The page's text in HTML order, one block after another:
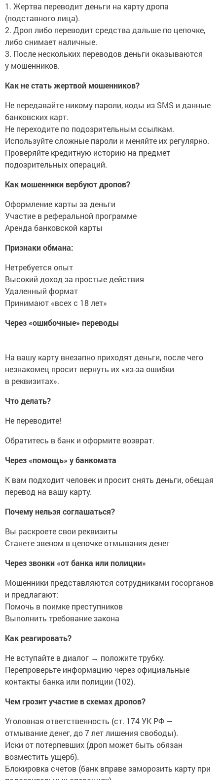
1. Жертва переводит деньги на карту дропа
(подставного лица).
2. Дроп либо переводит средства дальше по цепочке,
либо снимает наличные.
3. После нескольких переводов деньги оказываются
у мошенников.
Как не стать жертвой мошенников?
Не передавайте никому пароли, коды из SMS и данные
банковских карт.
Не переходите по подозрительным ссылкам.
Используйте сложные пароли и меняйте их регулярно.
Проверяйте кредитную историю на предмет
подозрительных операций.
Как мошенники вербуют дропов?
Оформление карты за деньги
Участие в реферальной программе
Аренда банковской карты
Признаки обмана:
Нетребуется опыт
Высокий доход за простые действия
Удаленный формат
Принимают «всех с 18 лет»
Через «ошибочные» переводы
На вашу карту внезапно приходят деньги, после чего
незнакомец просит вернуть их «из-за ошибки
в реквизитах».
Что делать?
Не переводите!
Обратитесь в банк и оформите возврат.
Через «помощь» у банкомата
К вам подходит человек и просит снять деньги, обещая
перевод на вашу карту.
Почему нельзя соглашаться?
Вы раскроете свои реквизиты
Станете звеном в цепочке отмывания денег
Через звонки «от банка или полиции»
Мошенники представляются сотрудниками госорганов
и предлагают:
Помочь в поимке преступников
Выполнить требование закона
Как реагировать?
Не вступайте в диалог → положите трубку.
Перепроверьте информацию через официальные
контакты банка или полиции (102).
Чем грозит участие в схемах дропов?
Уголовная ответственность (ст. 174 УК РФ —
отмывание денег, до 7 лет лишения свободы).
Иски от потерпевших (дроп может быть обязан
возместить ущерб).
Блокировка счетов (банк вправе заморозить карту при